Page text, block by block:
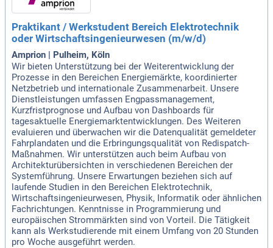
Praktikant / Werkstudent Bereich Elektrotechnik
oder Wirtschaftsingenieurwesen (m/w/d)
Amprion | Pulheim, Köln
Wir bieten Unterstützung bei der Weiterentwicklung der
Prozesse in den Bereichen Energiemärkte, koordinierter
Netzbetrieb und internationale Zusammenarbeit. Unsere
Dienstleistungen umfassen Engpassmanagement,
Kurzfristprognose und Aufbau von Dashboards für
tagesaktuelle Energiemarktentwicklungen. Des Weiteren
evaluieren und überwachen wir die Datenqualität gemeldeter
Fahrplandaten und die Erbringungsqualität von Redispatch-
Maßnahmen. Wir unterstützen auch beim Aufbau von
Architekturübersichten in verschiedenen Bereichen der
Systemführung. Unsere Erwartungen beziehen sich auf
laufende Studien in den Bereichen Elektrotechnik,
Wirtschaftsingenieurwesen, Physik, Informatik oder ähnlichen
Fachrichtungen. Kenntnisse in Programmierung und
europäischen Strommärkten sind von Vorteil. Die Tätigkeit
kann als Werkstudierende mit einem Umfang von 20 Stunden
pro Woche ausgeführt werden.